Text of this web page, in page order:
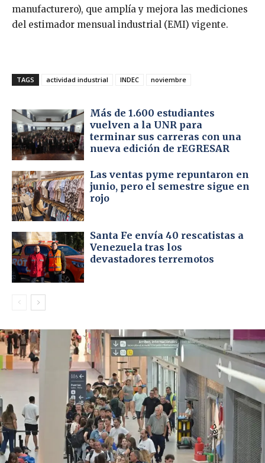
manufacturero), que amplía y mejora las mediciones
del estimador mensual industrial (EMI) vigente.
TAGS actividad industrial INDEC noviembre
Más de 1.600 estudiantes
vuelven a la UNR para
terminar sus carreras con una
nueva edición de rEGRESAR
Las ventas pyme repuntaron en
junio, pero el semestre sigue en
rojo
Santa Fe envía 40 rescatistas a
Venezuela tras los
devastadores terremotos